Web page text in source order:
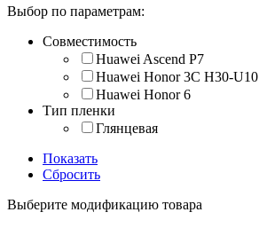
Выбор по параметрам:
Совместимость
Huawei Ascend P7
Huawei Honor 3C H30-U10
Huawei Honor 6
Тип пленки
Глянцевая
Показать
Сбросить
Выберите модификацию товара